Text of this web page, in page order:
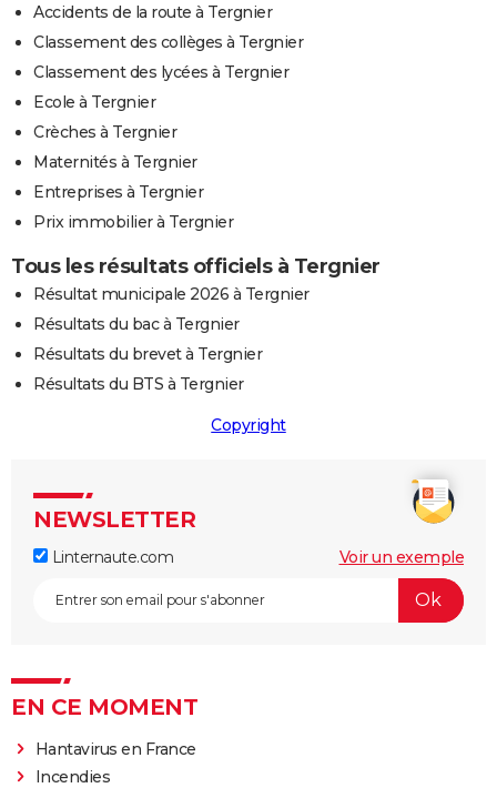
Accidents de la route à Tergnier
Classement des collèges à Tergnier
Classement des lycées à Tergnier
Ecole à Tergnier
Crèches à Tergnier
Maternités à Tergnier
Entreprises à Tergnier
Prix immobilier à Tergnier
Tous les résultats officiels à Tergnier
Résultat municipale 2026 à Tergnier
Résultats du bac à Tergnier
Résultats du brevet à Tergnier
Résultats du BTS à Tergnier
Copyright
NEWSLETTER
Linternaute.com Voir un exemple
EN CE MOMENT
Hantavirus en France
Incendies